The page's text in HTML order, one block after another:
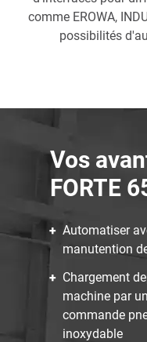
comme EROWA,
possibilités
Vos
FORTE
Automatiser
manutention
Chargement
machine par
commande
inoxydable